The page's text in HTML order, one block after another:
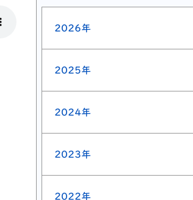
2026年
2025年
2024年
2023年
2022年